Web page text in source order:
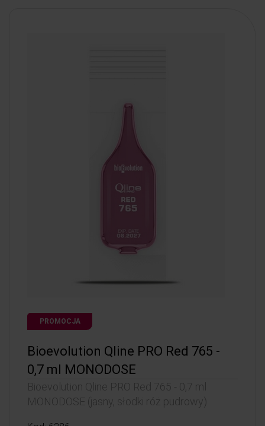
PROMOCJA
Bioevolution Qline PRO Red 765 -
0,7 ml MONODOSE
Bioevolution Qline PRO Red 765 - 0,7 ml
MONODOSE (jasny, słodki róż pudrowy)